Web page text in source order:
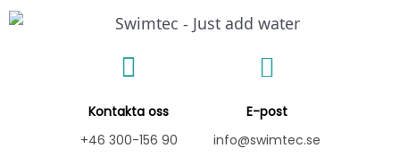
Hoppa
Kontakta oss
+46 300-156 90
E-post
info@swimtec.se